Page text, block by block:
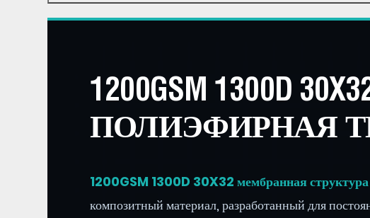
1200GSM 1300D
ПОЛИЭФИРНАЯ
1200GSM 1300D 30X32 мембранная
композитный материал, разработанный для